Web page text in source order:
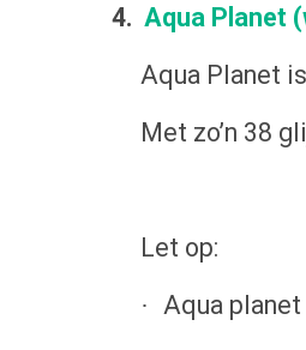
4. Aqua Planet
Aqua Planet
Met zo’n 38
Let op:
· Aqua